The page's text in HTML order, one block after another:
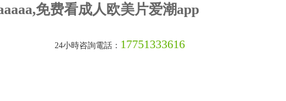
免费看成人欧美片爱潮app
24小時咨詢電話： 17751333616